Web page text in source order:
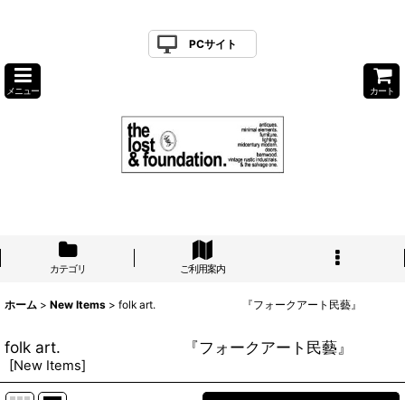
PCサイト
メニュー カート
カテゴリ ご利用案内
ホーム > New Items > folk art. 『フォークアート民藝』
folk art. 『フォークアート民藝』
[New Items]